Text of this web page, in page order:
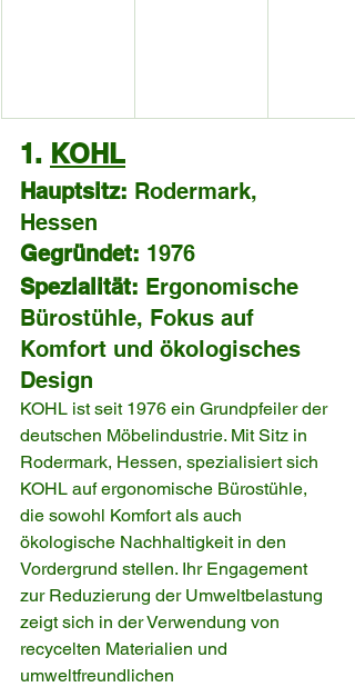
1. KOHL
Hauptsitz: Rodermark,
Hessen
Gegründet: 1976
Spezialität: Ergonomische
Bürostühle, Fokus auf
Komfort und ökologisches
Design
KOHL ist seit 1976 ein Grundpfeiler der
deutschen Möbelindustrie. Mit Sitz in
Rodermark, Hessen, spezialisiert sich
KOHL auf ergonomische Bürostühle,
die sowohl Komfort als auch
ökologische Nachhaltigkeit in den
Vordergrund stellen. Ihr Engagement
zur Reduzierung der Umweltbelastung
zeigt sich in der Verwendung von
recycelten Materialien und
umweltfreundlichen